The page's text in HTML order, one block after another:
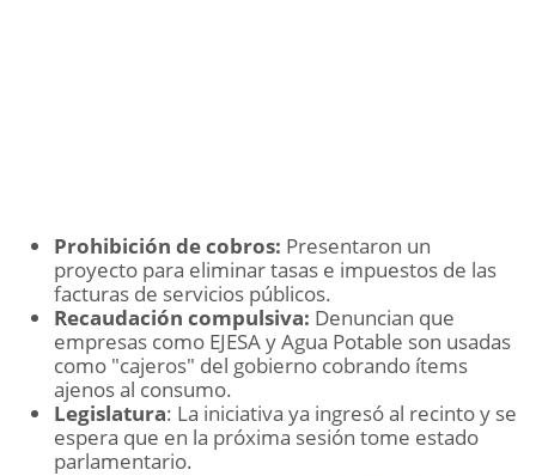
Prohibición de cobros: Presentaron un
proyecto para eliminar tasas e impuestos de las
facturas de servicios públicos.
Recaudación compulsiva: Denuncian que
empresas como EJESA y Agua Potable son usadas
como "cajeros" del gobierno cobrando ítems
ajenos al consumo.
Legislatura: La iniciativa ya ingresó al recinto y se
espera que en la próxima sesión tome estado
parlamentario.